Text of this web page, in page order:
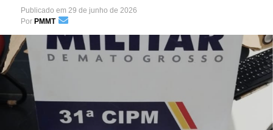
Publicado em 29 de junho de 2026
Por PMMT